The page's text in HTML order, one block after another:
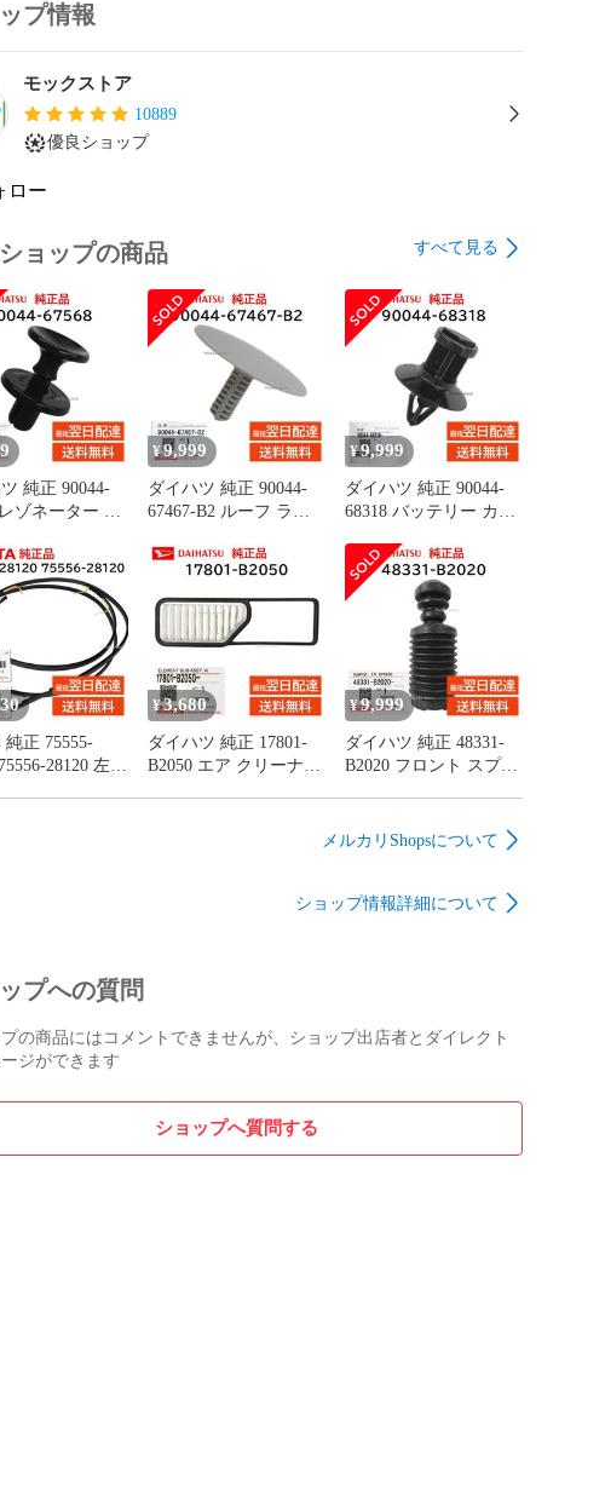
プ情報
モックストア
10889
優良ショップ
ロー
ョップの商品 すべて見る
純正 90044-
ゾネーター パ
ルーム カバー
品 メンテナン
¥9,999
ダイハツ 純正 90044-
67467-B2 ルーフ ライ
板 内張 交換 部品 メン
テナンス 9004467467B2
¥9,999
ダイハツ 純正 90044-
68318 バッテリー カバ
ゼット トラック など
交換 部品 メンテナン
ス 9004468318
純正 75555-
28120 左右
¥3,680
ダイハツ 純正 17801-
B2050 エア クリーナー
¥9,999
ダイハツ 純正 48331-
B2020 フロント スプリ
ツ 交換 部品 メンテナ
メルカリShopsについて
ショップ情報詳細について
プへの質問
の商品にはコメントできませんが、ショップ出店者とダイレクト
ジができます
ショップへ質問する